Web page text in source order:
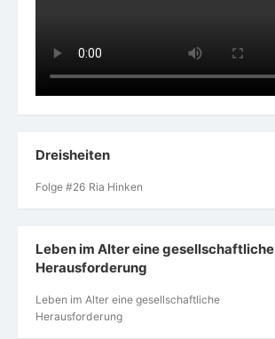
Dreisheiten
Folge #26 Ria Hinken
Leben im Alter eine gesellschaftliche
Herausforderung
Leben im Alter eine gesellschaftliche
Herausforderung